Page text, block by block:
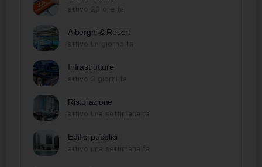
Alberghi & Resort
Infrastrutture
Ristorazione
Edifici pubblici